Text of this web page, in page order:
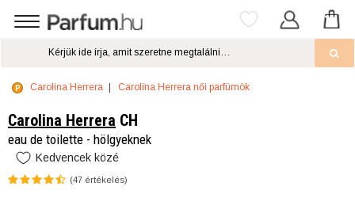
Carolina Herrera Carolina Herrera női parfümök
Carolina Herrera CH
eau de toilette - hölgyeknek
Kedvencek közé
(47 értékelés)